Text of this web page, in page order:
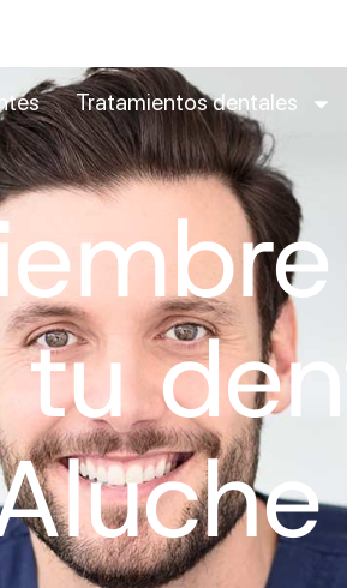
Tratamientos dentales
tu